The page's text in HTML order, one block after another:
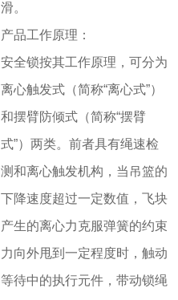
滑。
产品工作原理：
安全锁按其工作原理，可分为
离心触发式（简称“离心式”）
和摆臂防倾式（简称“摆臂
式”）两类。前者具有绳速检
测和离心触发机构，当吊篮的
下降速度超过一定数值，飞块
产生的离心力克服弹簧的约束
力向外甩到一定程度时，触动
等待中的执行元件，带动锁绳